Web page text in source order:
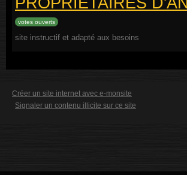
votes ouverts
site instructif et adapté aux besoins
Créer un site internet avec e-monsite
Signaler un contenu illicite sur ce site